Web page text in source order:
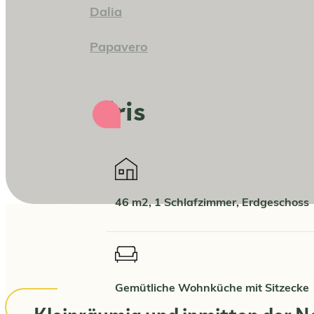
Dalia
Papavero
Iris
46 m2, 1 Schlafzimmer, Erdgeschoss
Gemütliche Wohnküche mit Sitzecke